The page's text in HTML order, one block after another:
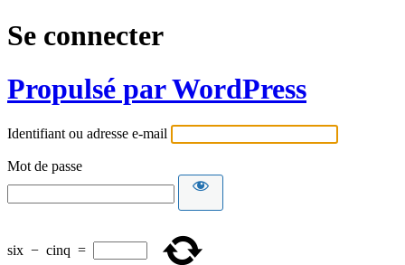
Se connecter
Propulsé par WordPress
Identifiant ou adresse e-mail
Mot de passe
six − cinq =